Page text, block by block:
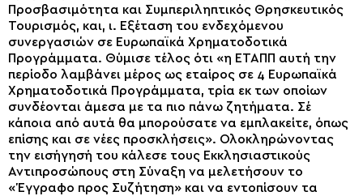
Προσβασιμότητα και Συμπεριληπτικός Θρησκευτικός
Τουρισμός, και, ι. Εξέταση του ενδεχόμενου
συνεργασιών σε Ευρωπαϊκά Χρηματοδοτικά
Προγράμματα. Θύμισε τέλος ότι «η ΕΤΑΠΠ αυτή την
περίοδο λαμβάνει μέρος ως εταίρος σε 4 Ευρωπαϊκά
Χρηματοδοτικά Προγράμματα, τρία εκ των οποίων
συνδέονται άμεσα με τα πιο πάνω ζητήματα. Σέ
κάποια από αυτά θα μπορούσατε να εμπλακείτε, όπως
επίσης και σε νέες προσκλήσεις». Ολοκληρώνοντας
την εισήγησή του κάλεσε τους Εκκλησιαστικούς
Αντιπροσώπους στη Σύναξη να μελετήσουν το
«Έγγραφο προς Συζήτηση» και να εντοπίσουν τα